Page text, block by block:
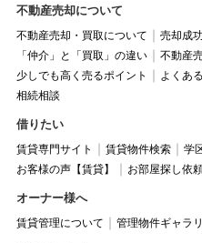
不動産売却について
不動産売却・買取について 売却成
「仲介」と「買取」の違い
不動産
少しでも高く売るポイント
よくあ
相続相談
借りたい
賃貸専門サイト 賃貸物件検索 学
お客様の声【賃貸】
お部屋探し依
オーナー様へ
賃貸管理について 管理物件ギャラ